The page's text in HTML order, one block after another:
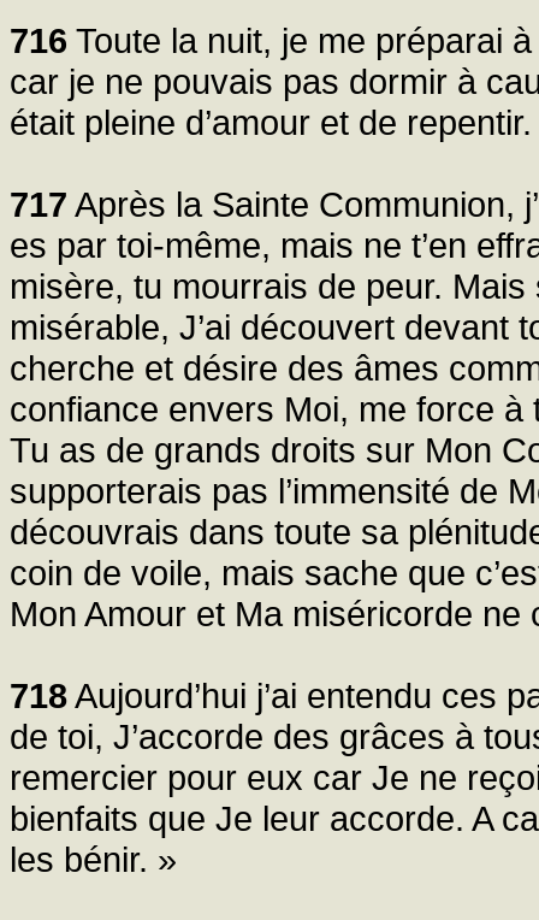
716 Toute la nuit, je me préparai
car je ne pouvais pas dormir à
était pleine d’amour et de repentir.
717 Après la Sainte Communion,
es par toi-même, mais ne t’en
misère, tu mourrais de peur.
misérable, J’ai découvert devant
cherche et désire des âmes
confiance envers Moi, me force à
Tu as de grands droits sur Mon
supporterais pas l’immensité de
découvrais dans toute sa
coin de voile, mais sache que
Mon Amour et Ma miséricorde
718Aujourd’hui j’ai entendu ces
de toi, J’accorde des grâces à
remercier pour eux car Je ne
bienfaits que Je leur accorde. A
les bénir. »